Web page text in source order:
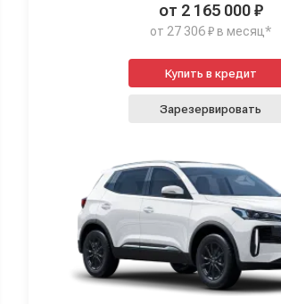
от 2 165 000 ₽
от 27 306 ₽ в месяц*
Купить в кредит
Зарезервировать